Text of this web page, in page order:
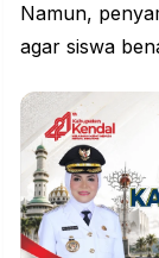
Namun,
agar siswa